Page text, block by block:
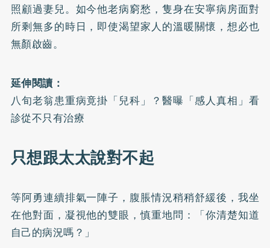
照顧過妻兒。如今他老病窮愁，隻身在安寧病房面對
所剩無多的時日，即使渴望家人的溫暖關懷，想必也
無顏啟齒。
延伸閱讀：
八旬老翁患重病竟掛「兒科」？醫曝「感人真相」看
診從不只有治療
只想跟太太說對不起
等阿勇連續排氣一陣子，腹脹情況稍稍舒緩後，我坐
在他對面，凝視他的雙眼，慎重地問：「你清楚知道
自己的病況嗎？」